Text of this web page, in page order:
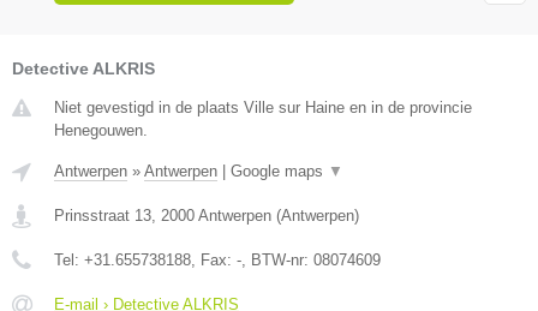
Detective ALKRIS
Niet gevestigd in de plaats Ville sur Haine en in de provincie
Henegouwen.
Antwerpen » Antwerpen Google maps ▼
Prinsstraat 13 2000 Antwerpen (Antwerpen)
Tel: +31.655738188 , Fax: - , BTW-nr: 08074609
E-mail › Detective ALKRIS